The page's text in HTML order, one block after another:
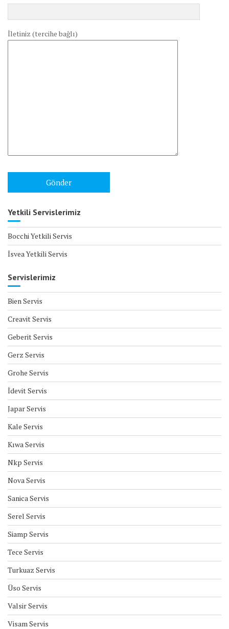
İletiniz (tercihe bağlı)
Yetkili Servislerimiz
Bocchi Yetkili Servis
İsvea Yetkili Servis
Servislerimiz
Bien Servis
Creavit Servis
Geberit Servis
Gerz Servis
Grohe Servis
İdevit Servis
Japar Servis
Kale Servis
Kıwa Servis
Nkp Servis
Nova Servis
Sanica Servis
Serel Servis
Siamp Servis
Tece Servis
Turkuaz Servis
Üso Servis
Valsir Servis
Visam Servis